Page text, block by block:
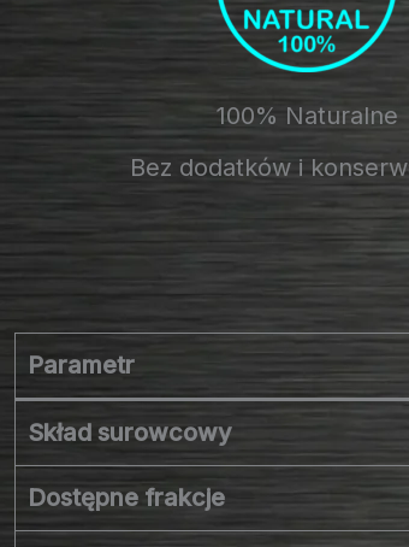
100% Naturalne
Bez dodatków i
Parametr
Skład surowcowy
Dostępne frakcje